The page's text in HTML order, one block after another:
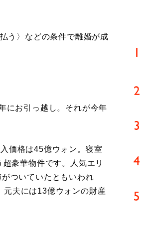
う〉などの条件で離婚が成
にお引っ越し。それが今年
価格は45億ウォン。寝室
豪華物件です。人気エリ
ついていたともいわれ
元夫には13億ウォンの財産